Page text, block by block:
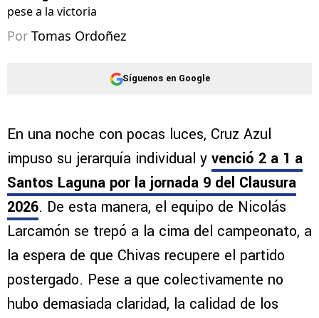
pese a la victoria
Por Tomas Ordoñez
Síguenos en Google
En una noche con pocas luces, Cruz Azul
impuso su jerarquía individual y venció 2 a 1 a
Santos Laguna por la jornada 9 del Clausura
2026. De esta manera, el equipo de Nicolás
Larcamón se trepó a la cima del campeonato, a
la espera de que Chivas recupere el partido
postergado. Pese a que colectivamente no
hubo demasiada claridad, la calidad de los